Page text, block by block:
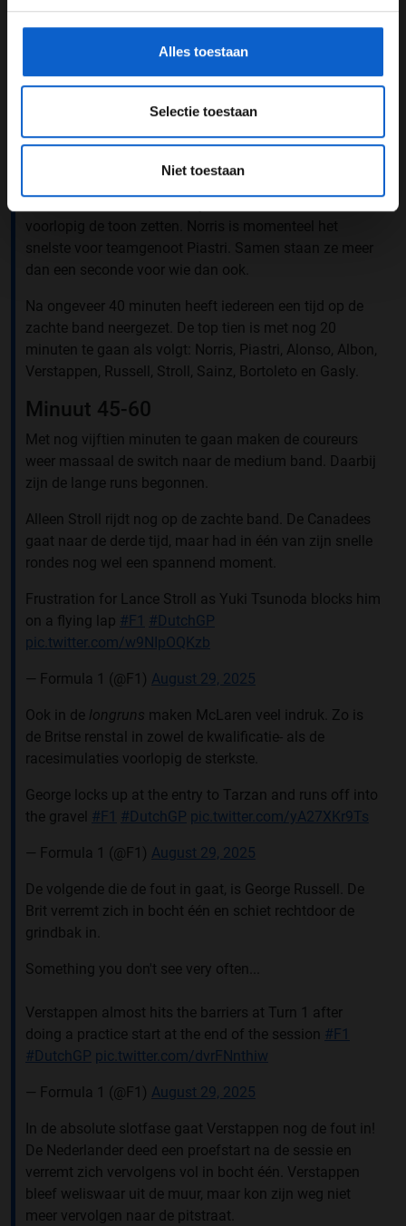
Alles toestaan
Selectie toestaan
Niet toestaan
uitstapje door de grindbak in bocht elf. De Spanjaard
De wisselingen in de pikorde lijken in deze fase van de
training te zijn gestabiliseerd.
Minuut 30-45
voorlopig de toon zetten. Norris is momenteel het
snelste voor teamgenoot Piastri. Samen staan ze meer
dan een seconde voor wie dan ook.
Na ongeveer 40 minuten heeft iedereen een tijd op de
zachte band neergezet. De top tien is met nog 20
minuten te gaan als volgt: Norris, Piastri, Alonso, Albon,
Verstappen, Russell, Stroll, Sainz, Bortoleto en Gasly.
Minuut 45-60
Met nog vijftien minuten te gaan maken de coureurs
weer massaal de switch naar de medium band. Daarbij
zijn de lange runs begonnen.
Alleen Stroll rijdt nog op de zachte band. De Canadees
gaat naar de derde tijd, maar had in één van zijn snelle
rondes nog wel een spannend moment.
Frustration for Lance Stroll as Yuki Tsunoda blocks him
on a flying lap #F1 #DutchGP
pic.twitter.com/w9NIpOQKzb
— Formula 1 (@F1) August 29, 2025
Ook in de longruns maken McLaren veel indruk. Zo is
de Britse renstal in zowel de kwalificatie- als de
racesimulaties voorlopig de sterkste.
George locks up at the entry to Tarzan and runs off into
the gravel #F1 #DutchGP pic.twitter.com/yA27XKr9Ts
— Formula 1 (@F1) August 29, 2025
De volgende die de fout in gaat, is George Russell. De
Brit verremt zich in bocht één en schiet rechtdoor de
grindbak in.
Something you don't see very often...
Verstappen almost hits the barriers at Turn 1 after
doing a practice start at the end of the session #F1
#DutchGP pic.twitter.com/dvrFNnthiw
— Formula 1 (@F1) August 29, 2025
In de absolute slotfase gaat Verstappen nog de fout in!
De Nederlander deed een proefstart na de sessie en
verremt zich vervolgens vol in bocht één. Verstappen
bleef weliswaar uit de muur, maar kon zijn weg niet
meer vervolgen naar de pitstraat.
gegevensgebruik en -bescherming.